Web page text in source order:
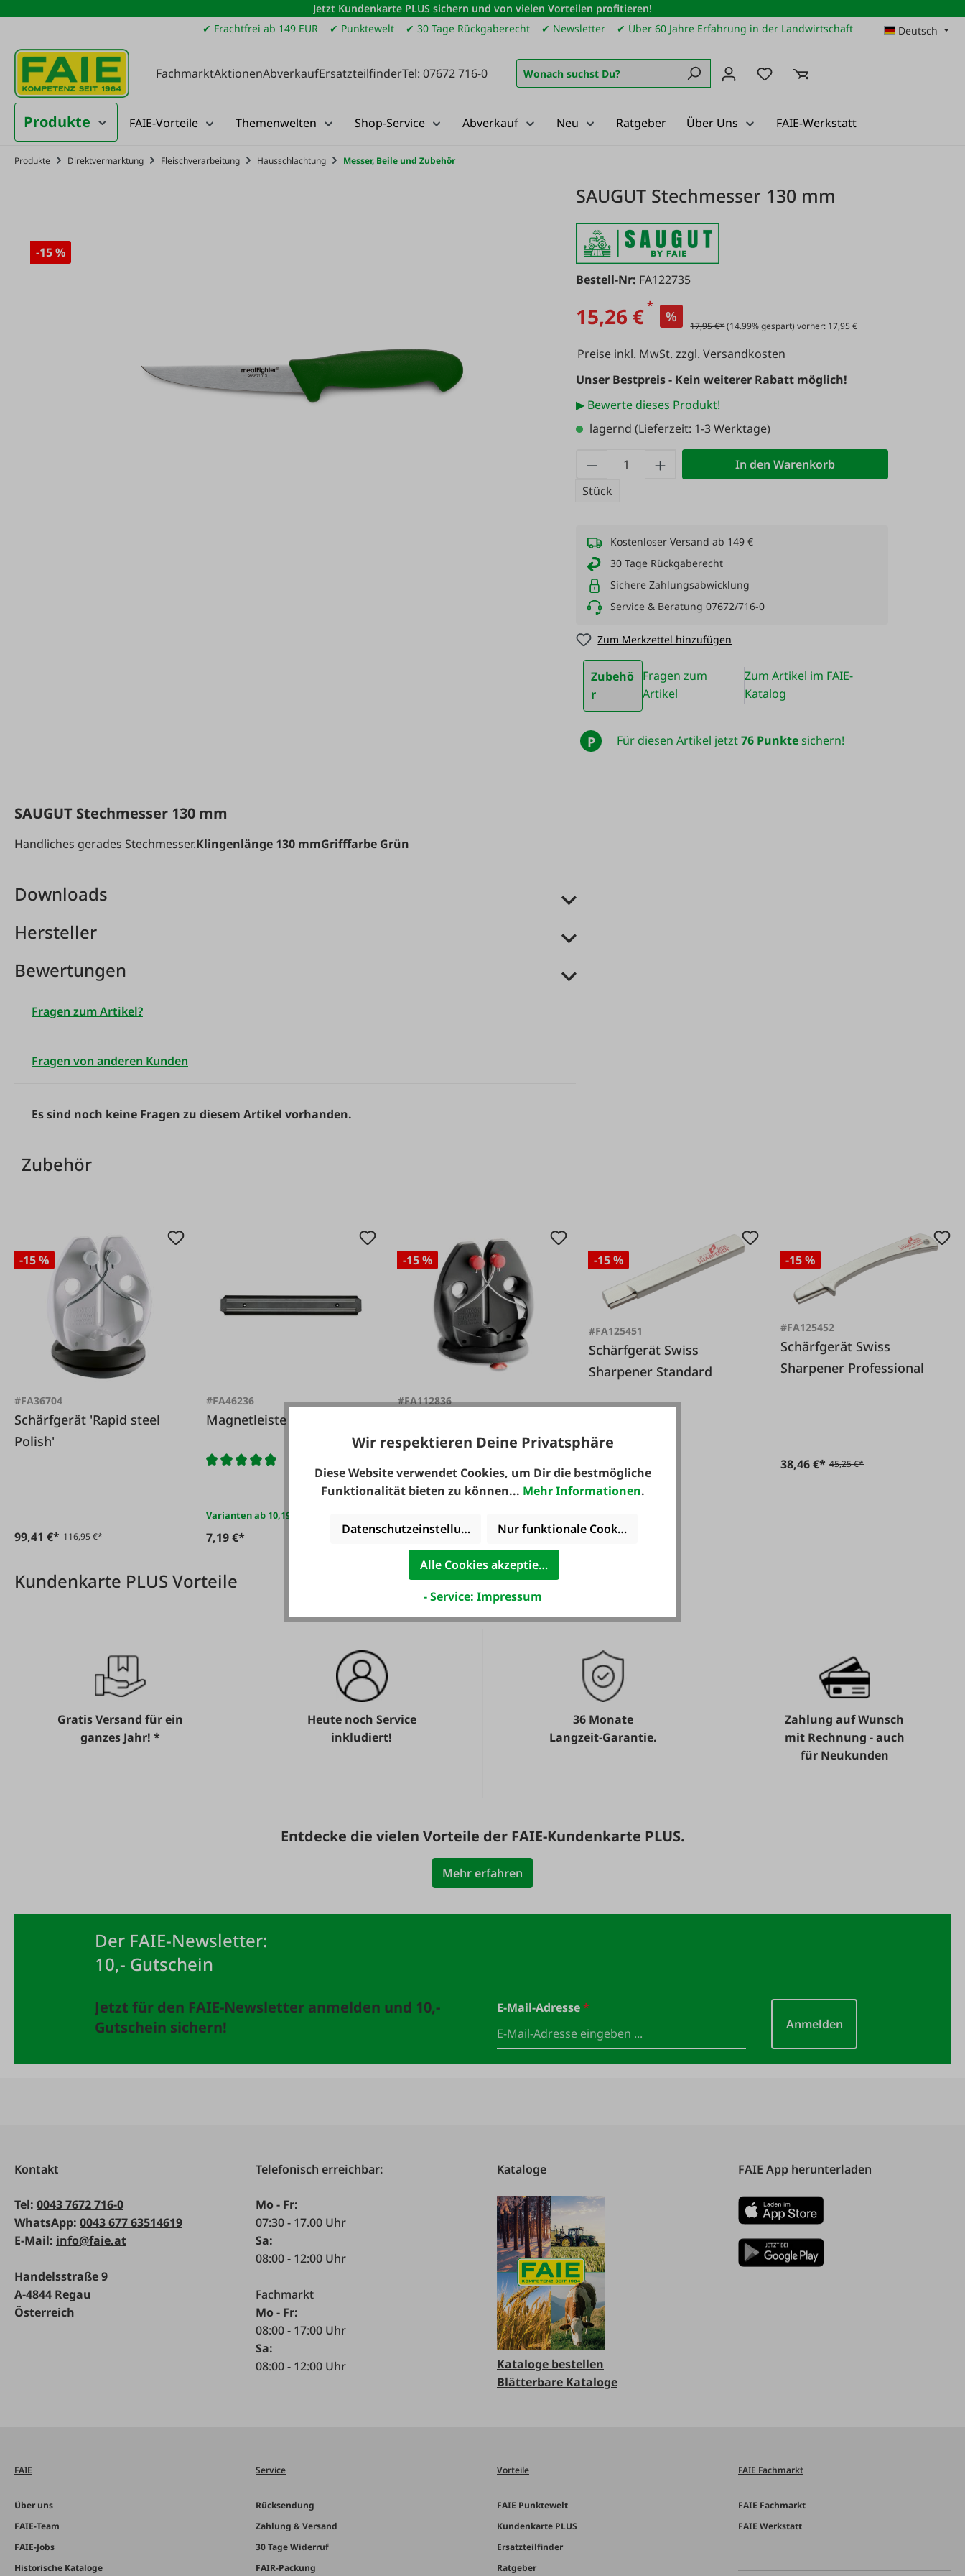
Hauptinhalt springen
Zur Suche springen
Zur Hauptnavigation springen
Jetzt Kundenkarte PLUS sichern und von vielen Vorteilen profitieren!
✔ Frachtfrei ab 149 EUR
✔ Punktewelt ✔ 30 Tage Rückgaberecht ✔ Newsletter ✔ Über 60 Jahre Erfahrung in der Landwirtschaft Deutsch
FachmarktAktionenAbverkaufErsatzteilfinderTel: 07672 716-0 Du hast 0 Produkte auf dem
Produkte FAIE-Vorteile Themenwelten Shop-Service Abverkauf Neu Ratgeber Über Uns FAIE-Werkstatt
Produkte Direktvermarktung Fleischverarbeitung Hausschlachtung Messer, Beile und Zubehör
-15 %
SAUGUT Stechmesser 130 mm
Bestell-Nr: FA122735
15,26 €*
%
17,95 €*(14.99% gespart) vorher: 17,95 €
Preise inkl. MwSt. zzgl. Versandkosten
Unser Bestpreis - Kein weiterer Rabatt möglich!
▶ Bewerte dieses Produkt!
lagernd (Lieferzeit: 1-3 Werktage)
Produkt Anzahl: Gib den gewünschten Wert
Stück
In den Warenkorb
Kostenloser Versand ab 149 €
30 Tage Rückgaberecht
Sichere Zahlungsabwicklung
Service & Beratung 07672/716-0
Zum Merkzettel hinzufügen
Zubehö
r
Fragen zum
Artikel
Zum Artikel im FAIE-
Katalog
P Für diesen Artikel jetzt76 Punktesichern!
SAUGUT Stechmesser 130 mm
Handliches gerades Stechmesser.Klingenlänge 130 mmGrifffarbe Grün
Downloads
Hersteller
Bewertungen
Fragen zum Artikel?
Fragen von anderen Kunden
Es sind noch keine Fragen zu diesem Artikel vorhanden.
Zubehör
-15 %
#FA36704
Schärfgerät 'Rapid steel
Polish'
99,41 €* 116,95 €*
#FA46236
Magnetleiste Kunststoff
Varianten ab10,19 €*
7,19 €*
-15 %
#FA112836
action'
110,46 €* 129,95 €*
-15 %
#FA125451
Schärfgerät Swiss
Sharpener Standard
26,31 €* 30,95 €*
-15 %
#FA125452
Schärfgerät Swiss
Sharpener Professional
38,46 €* 45,25 €*
Kundenkarte PLUS Vorteile
Gratis Versand für ein
ganzes Jahr! *
Heute noch Service
inkludiert!
36 Monate
Langzeit-Garantie.
Zahlung auf Wunsch
mit Rechnung - auch
für Neukunden
Entdecke die vielen Vorteile der FAIE-Kundenkarte PLUS.
Mehr erfahren
Der FAIE-Newsletter:
10,- Gutschein
Jetzt für den FAIE-Newsletter anmelden und 10,-
Gutschein sichern!
E-Mail-Adresse*
Anmelden
Kontakt
Tel: 0043 7672 716-0
WhatsApp: 0043 677 63514619
E-Mail: info@faie.at
Handelsstraße 9
A-4844 Regau
Österreich
Telefonisch erreichbar:
Mo - Fr:
07:30 - 17.00 Uhr
Sa:
08:00 - 12:00 Uhr
Fachmarkt
Mo - Fr:
08:00 - 17:00 Uhr
Sa:
08:00 - 12:00 Uhr
Kataloge
Kataloge bestellen
Blätterbare Kataloge
FAIE App herunterladen
FAIE
Über uns
FAIE-Team
FAIE-Jobs
Historische Kataloge
Service
Rücksendung
Zahlung & Versand
30 Tage Widerruf
FAIR-Packung
Vorteile
FAIE Punktewelt
Kundenkarte PLUS
Ersatzteilfinder
Ratgeber
FAIE Fachmarkt
FAIE Fachmarkt
FAIE Werkstatt
Wir respektieren Deine Privatsphäre
Diese Website verwendet Cookies, um Dir die bestmögliche
Funktionalität bieten zu können... Mehr Informationen.
Datenschutzeinstellungen Nur funktionale Cookies akzeptieren
Alle Cookies akzeptieren
- Service: Impressum